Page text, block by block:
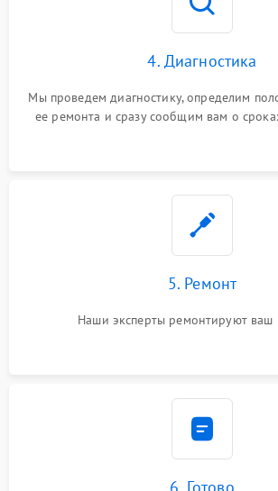
4. Диагностика
Мы проведем диагностику, определим
ее ремонта и сразу сообщим вам о
5. Ремонт
Наши эксперты ремонтируют ваш